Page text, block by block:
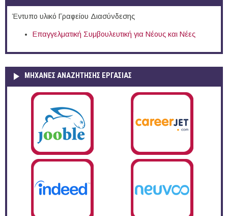
Έντυπο υλικό Γραφείου Διασύνδεσης
Επαγγελματική Συμβουλευτική για Νέους και Νέες
ΜΗΧΑΝΕΣ ΑΝΑΖΗΤΗΣΗΣ ΕΡΓΑΣΙΑΣ